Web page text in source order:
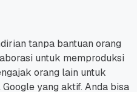
tanpa bantuan orang
untuk memproduksi
orang lain untuk
yang aktif. Anda bisa